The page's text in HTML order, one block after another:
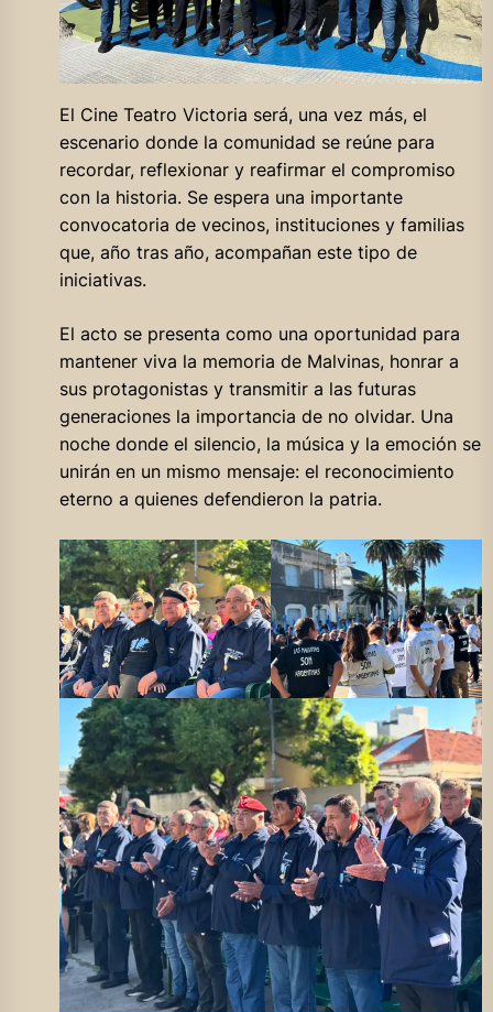
El Cine Teatro Victoria será, una vez más, el
escenario donde la comunidad se reúne para
recordar, reflexionar y reafirmar el compromiso
con la historia. Se espera una importante
convocatoria de vecinos, instituciones y familias
que, año tras año, acompañan este tipo de
iniciativas.
El acto se presenta como una oportunidad para
mantener viva la memoria de Malvinas, honrar a
sus protagonistas y transmitir a las futuras
generaciones la importancia de no olvidar. Una
noche donde el silencio, la música y la emoción se
unirán en un mismo mensaje: el reconocimiento
eterno a quienes defendieron la patria.